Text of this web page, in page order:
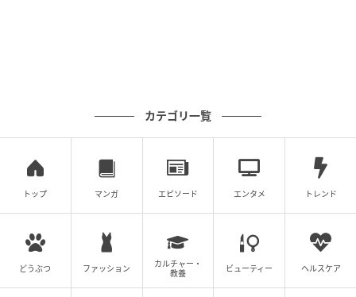
（@YoshitoFinance）
金融機関勤務の現役マネージャー。1級ファイナンシャ
ル・プランニング技能士。 20年にわたり、資産形成や
家計管理・住宅ローンなどの実務に携わってきた経験
を活かし、記事の監修や執筆を行っている。 専門的な
内容を、誰にでもわかりやすく伝えることをモットー
としている。
カテゴリ一覧
トップ マンガ エピソード エンタメ トレンド
どうぶつ ファッション
カルチャー・
教養
ビューティー ヘルスケア